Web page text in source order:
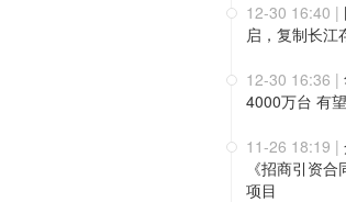
12-30 16:40 |
启，复制长江
12-30 16:36 |
4000万台 有
11-26 18:19 |
《招商引资
项目